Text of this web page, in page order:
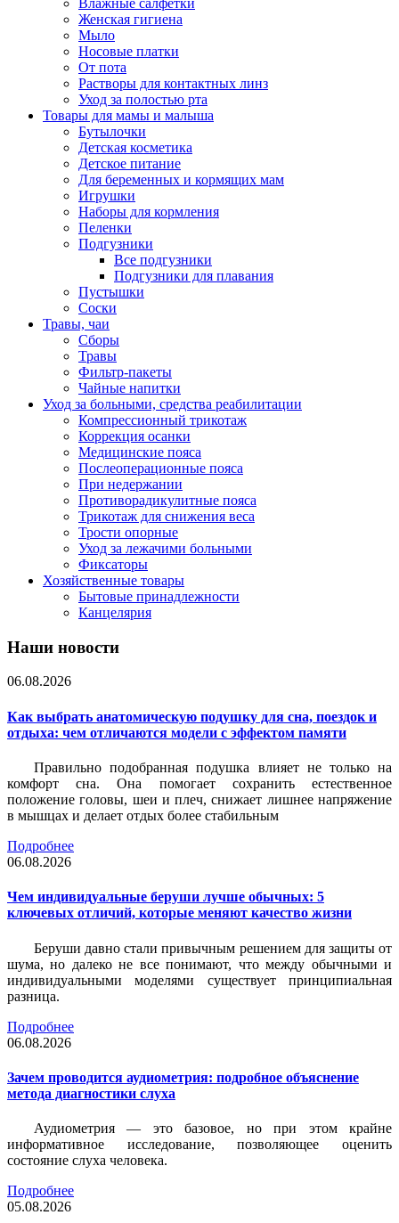
Влажные салфетки
Женская гигиена
Мыло
Носовые платки
От пота
Растворы для контактных линз
Уход за полостью рта
Товары для мамы и малыша
Бутылочки
Детская косметика
Детское питание
Для беременных и кормящих мам
Игрушки
Наборы для кормления
Пеленки
Подгузники
Все подгузники
Подгузники для плавания
Пустышки
Соски
Травы, чаи
Сборы
Травы
Фильтр-пакеты
Чайные напитки
Уход за больными, средства реабилитации
Компрессионный трикотаж
Коррекция осанки
Медицинские пояса
Послеоперационные пояса
При недержании
Противорадикулитные пояса
Трикотаж для снижения веса
Трости опорные
Уход за лежачими больными
Фиксаторы
Хозяйственные товары
Бытовые принадлежности
Канцелярия
Наши новости
06.08.2026
Как выбрать анатомическую подушку для сна, поездок и
отдыха: чем отличаются модели с эффектом памяти
Правильно подобранная подушка влияет не только на
комфорт сна. Она помогает сохранить естественное
положение головы, шеи и плеч, снижает лишнее напряжение
в мышцах и делает отдых более стабильным
Подробнее
06.08.2026
Чем индивидуальные беруши лучше обычных: 5
ключевых отличий, которые меняют качество жизни
Беруши давно стали привычным решением для защиты от
шума, но далеко не все понимают, что между обычными и
индивидуальными моделями существует принципиальная
разница.
Подробнее
06.08.2026
Зачем проводится аудиометрия: подробное объяснение
метода диагностики слуха
Аудиометрия — это базовое, но при этом крайне
информативное исследование, позволяющее оценить
состояние слуха человека.
Подробнее
05.08.2026